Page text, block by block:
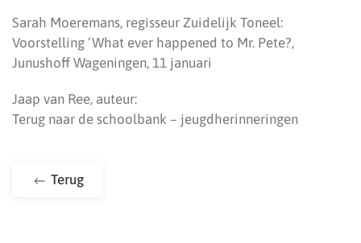
Sarah Moeremans, regisseur Zuidelijk Toneel:
Voorstelling ‘What ever happened to Mr. Pete?,
Junushoff Wageningen, 11 januari
Jaap van Ree, auteur:
Terug naar de schoolbank – jeugdherinneringen
Terug